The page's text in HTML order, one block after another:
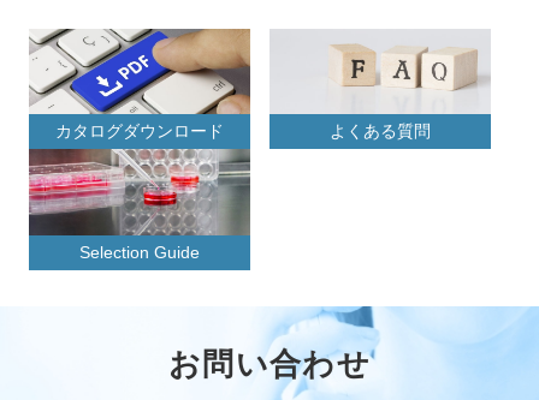
カタログダウンロード よくある質問
Selection Guide
お問い合わせ